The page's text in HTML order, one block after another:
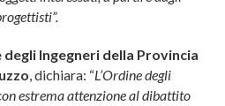
Ingegneri della Provincia
, dichiara: “L’Ordine degli
estrema attenzione al dibattito